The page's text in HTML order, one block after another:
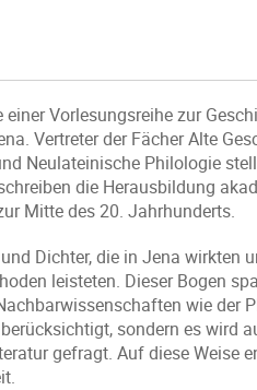
Vorlesungsreihe zur
Vertreter der Fächer Alte
Neulateinische Philologie
die Herausbildung
Mitte des 20. Jahrhunderts.
Dichter, die in Jena wirkten
leisteten. Dieser Bogen
wie der
sondern es wird
gefragt. Auf diese Weise